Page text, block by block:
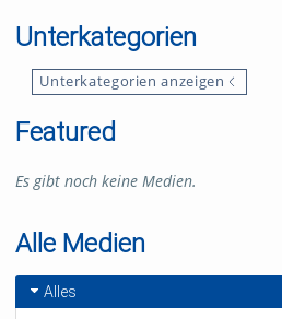
Unterkategorien
Unterkategorien anzeigen
Featured
Es gibt noch keine Medien.
Alle Medien
Alles